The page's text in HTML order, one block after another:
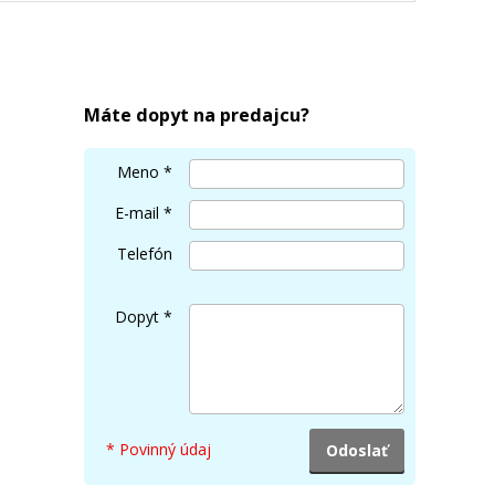
Máte dopyt na predajcu?
Meno *
E-mail *
Telefón
Dopyt *
* Povinný údaj